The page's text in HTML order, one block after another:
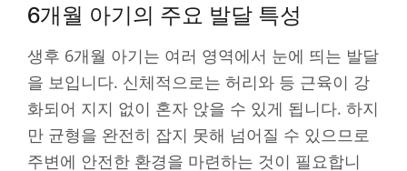
6개월 아기의 주요 발달 특성
생후 6개월 아기는 여러 영역에서 눈에 띄는 발달
을 보입니다. 신체적으로는 허리와 등 근육이 강
화되어 지지 없이 혼자 앉을 수 있게 됩니다. 하지
만 균형을 완전히 잡지 못해 넘어질 수 있으므로
주변에 안전한 환경을 마련하는 것이 필요합니